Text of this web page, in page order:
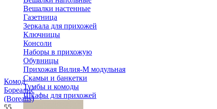
Вешалки настенные
Газетница
Зеркала для прихожей
Ключницы
Консоли
Наборы в прихожую
Обувницы
Прихожая Вилия-М модульная
Скамьи и банкетки
Тумбы и комоды
Шкафы для прихожей
Комод
Бореалис
(Borealis)